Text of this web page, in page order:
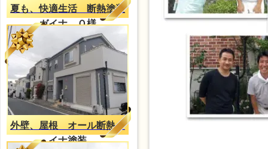
夏も、快適生活 断熱塗装
ガイナ Ｏ様
外壁、屋根 オール断熱ガ
イナ塗装